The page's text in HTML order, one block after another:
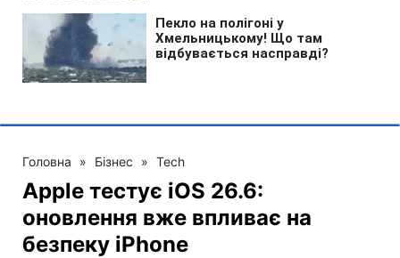
Головна » Бізнес » Tech
Apple тестує iOS 26.6:
оновлення вже впливає на
безпеку iPhone